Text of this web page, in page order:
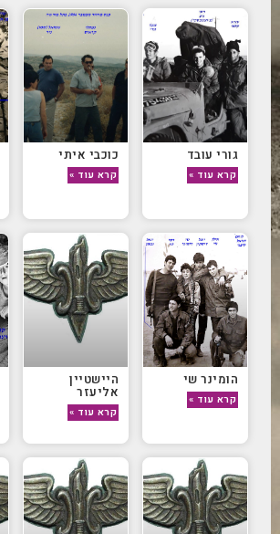
גורי עובד
קרא עוד »
כוכבי איתי
קרא עוד »
הומינר שי
קרא עוד »
היישטיין
אליעזר
קרא עוד »